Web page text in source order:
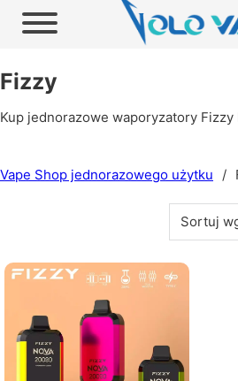
Fizzy
Kup jednorazowe waporyzatory
Vape Shop jednorazowego użytku /